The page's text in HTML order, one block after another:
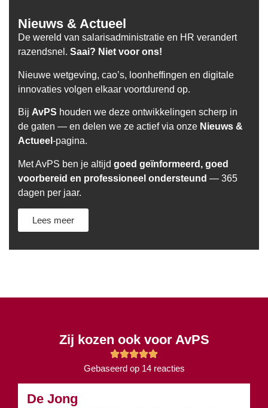
Nieuws & Actueel
De wereld van salarisadministratie en HR verandert
razendsnel. Saai? Niet voor ons!
Nieuwe wetgeving, cao’s, loonheffingen en digitale
innovaties volgen elkaar voortdurend op.
Bij AvPS houden we deze ontwikkelingen scherp in
de gaten — en delen we ze actief via onze Nieuws &
Actueel -pagina.
Met AvPS ben je altijd goed geïnformeerd, goed
voorbereid en professioneel ondersteund — 365
dagen per jaar.
Lees meer
Zij kozen ook voor AvPS
Gebaseerd op 14 reacties
De Jong